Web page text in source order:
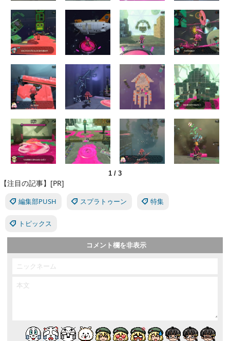
1 / 3
【注目の記事】[PR]
編集部PUSH スプラトゥーン 特集
トピックス
コメント欄を非表示